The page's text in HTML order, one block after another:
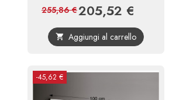
Prezzo
205,52 €
base
255,86 €
 Aggiungi al carrello
-45,62 €